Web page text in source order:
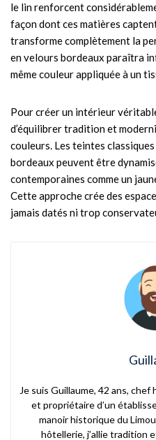
le lin renforcent
façon dont ces matières
transforme complètement la
en velours bordeaux paraîtra
même couleur appliquée à un
Pour créer un intérieur
d’équilibrer tradition et
couleurs. Les teintes
bordeaux peuvent être
contemporaines comme un
Cette approche crée des
jamais datés ni trop
Je suis Guillaume, 42 ans,
et propriétaire d’un
manoir historique du
hôtellerie, j’allie tradition